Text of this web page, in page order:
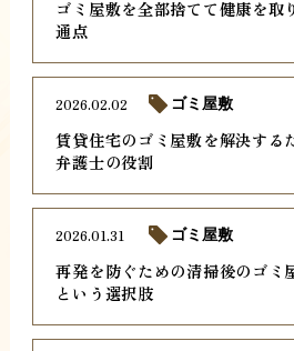
ゴミ屋敷を全部捨てて健康を取
通点
賃貸住宅のゴミ屋敷を解決する
弁護士の役割
2026.02.02 ゴミ屋敷
再発を防ぐための清掃後のゴミ
という選択肢
2026.01.31 ゴミ屋敷